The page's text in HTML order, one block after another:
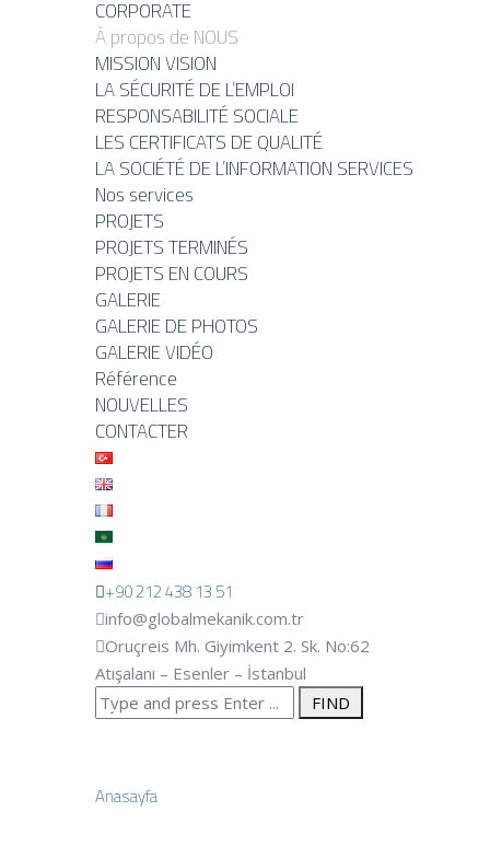
CORPORATE
À propos de NOUS
MISSION VISION
LA SÉCURITÉ DE L’EMPLOI
RESPONSABILITÉ SOCIALE
LES CERTIFICATS DE QUALITÉ
LA SOCIÉTÉ DE L’INFORMATION SERVICES
Nos services
PROJETS
PROJETS TERMINÉS
PROJETS EN COURS
GALERIE
GALERIE DE PHOTOS
GALERIE VIDÉO
Référence
NOUVELLES
CONTACTER
+90 212 438 13 51
info@globalmekanik.com.tr
Oruçreis Mh. Giyimkent 2. Sk. No:62
Atışalanı – Esenler – İstanbul
Search
for:
À propos
Anasayfa